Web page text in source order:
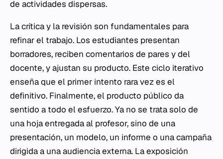
de actividades dispersas.
La crítica y la revisión son fundamentales para
refinar el trabajo. Los estudiantes presentan
borradores, reciben comentarios de pares y del
docente, y ajustan su producto. Este ciclo iterativo
enseña que el primer intento rara vez es el
definitivo. Finalmente, el producto público da
sentido a todo el esfuerzo. Ya no se trata solo de
una hoja entregada al profesor, sino de una
presentación, un modelo, un informe o una campaña
dirigida a una audiencia externa. La exposición